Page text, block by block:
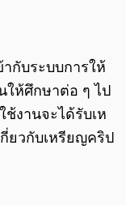
ากับระบบการให้
ให้ศึกษาต่อ ๆ ไป
งานจะได้รับเห
ยวกับเหรียญคริป